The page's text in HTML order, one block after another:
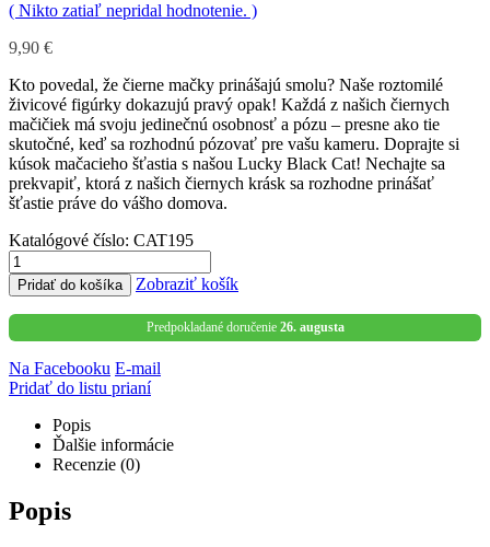
( Nikto zatiaľ nepridal hodnotenie. )
9,90 €
Kto povedal, že čierne mačky prinášajú smolu? Naše roztomilé
živicové figúrky dokazujú pravý opak! Každá z našich čiernych
mačičiek má svoju jedinečnú osobnosť a pózu – presne ako tie
skutočné, keď sa rozhodnú pózovať pre vašu kameru. Doprajte si
kúsok mačacieho šťastia s našou Lucky Black Cat! Nechajte sa
prekvapiť, ktorá z našich čiernych krásk sa rozhodne prinášať
šťastie práve do vášho domova.
Katalógové číslo: CAT195
Pridať do košíka Zobraziť košík
Predpokladané doručenie 26. augusta
Na Facebooku E-mail
Pridať do listu prianí
Popis
Ďalšie informácie
Recenzie (0)
Popis